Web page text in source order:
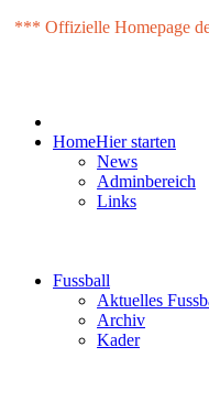
*** Offizielle Homepage
HomeHier starten
News
Adminbereich
Links
Fussball
Aktuelles
Archiv
Kader